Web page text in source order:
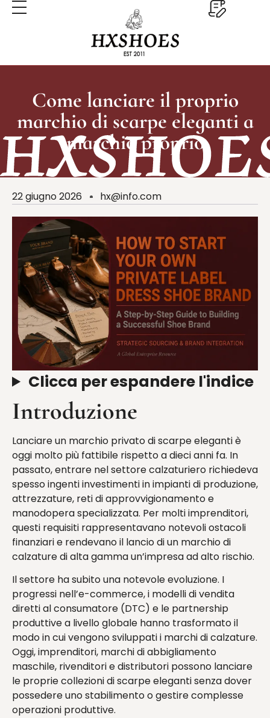
Come lanciare il proprio
marchio di scarpe eleganti a
marchio proprio
22 giugno 2026 hx@info.com
Clicca per espandere l'indice
Introduzione
Lanciare un marchio privato di scarpe eleganti è
oggi molto più fattibile rispetto a dieci anni fa. In
passato, entrare nel settore calzaturiero richiedeva
spesso ingenti investimenti in impianti di produzione,
attrezzature, reti di approvvigionamento e
manodopera specializzata. Per molti imprenditori,
questi requisiti rappresentavano notevoli ostacoli
finanziari e rendevano il lancio di un marchio di
calzature di alta gamma un’impresa ad alto rischio.
Il settore ha subito una notevole evoluzione. I
progressi nell’e-commerce, i modelli di vendita
diretti al consumatore (DTC) e le partnership
produttive a livello globale hanno trasformato il
modo in cui vengono sviluppati i marchi di calzature.
Oggi, imprenditori, marchi di abbigliamento
maschile, rivenditori e distributori possono lanciare
le proprie collezioni di scarpe eleganti senza dover
possedere uno stabilimento o gestire complesse
operazioni produttive.